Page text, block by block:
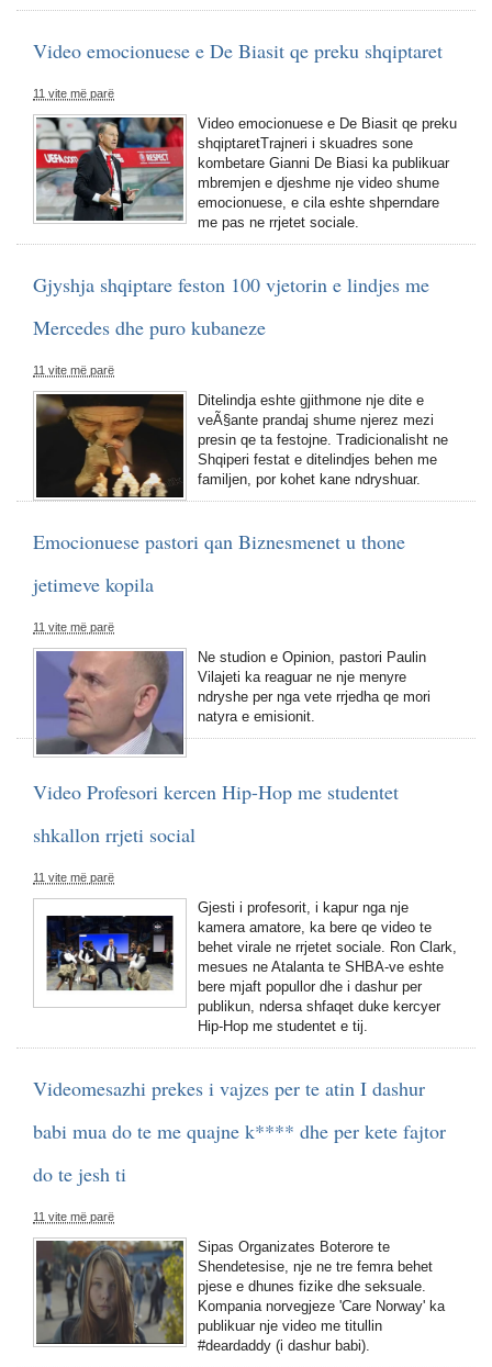
Video emocionuese e De Biasit qe preku shqiptaret
11 vite më parë
Video emocionuese e De Biasit qe preku
shqiptaretTrajneri i skuadres sone
kombetare Gianni De Biasi ka publikuar
mbremjen e djeshme nje video shume
emocionuese, e cila eshte shperndare
me pas ne rrjetet sociale.
Gjyshja shqiptare feston 100 vjetorin e lindjes me
Mercedes dhe puro kubaneze
11 vite më parë
Ditelindja eshte gjithmone nje dite e
veÃ§ante prandaj shume njerez mezi
presin qe ta festojne. Tradicionalisht ne
Shqiperi festat e ditelindjes behen me
familjen, por kohet kane ndryshuar.
Emocionuese pastori qan Biznesmenet u thone
jetimeve kopila
11 vite më parë
Ne studion e Opinion, pastori Paulin
Vilajeti ka reaguar ne nje menyre
ndryshe per nga vete rrjedha qe mori
natyra e emisionit.
Video Profesori kercen Hip-Hop me studentet
shkallon rrjeti social
11 vite më parë
Gjesti i profesorit, i kapur nga nje
kamera amatore, ka bere qe video te
behet virale ne rrjetet sociale. Ron Clark,
mesues ne Atalanta te SHBA-ve eshte
bere mjaft popullor dhe i dashur per
publikun, ndersa shfaqet duke kercyer
Hip-Hop me studentet e tij.
Videomesazhi prekes i vajzes per te atin I dashur
babi mua do te me quajne k**** dhe per kete fajtor
do te jesh ti
11 vite më parë
Sipas Organizates Boterore te
Shendetesise, nje ne tre femra behet
pjese e dhunes fizike dhe seksuale.
Kompania norvegjeze 'Care Norway' ka
publikuar nje video me titullin
#deardaddy (i dashur babi).